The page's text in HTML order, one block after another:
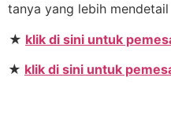
tanya yang lebih mendetail
★ klik di sini untuk
★ klik di sini untuk